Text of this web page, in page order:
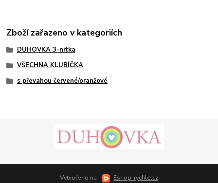
Zboží zařazeno v kategoriích
DUHOVKA 3-nitka
VŠECHNA KLUBÍČKA
s převahou červené/oranžové
Vytvořeno na Eshop-rychle.cz